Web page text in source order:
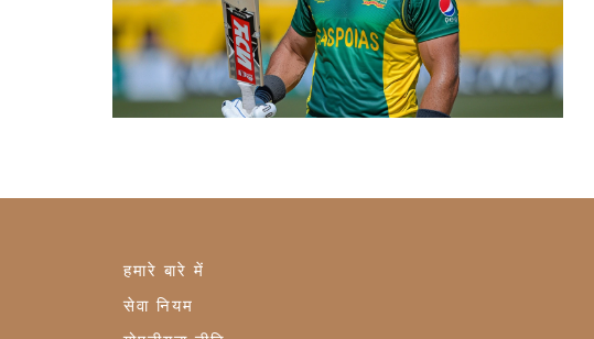
हमारे बारे में
सेवा नियम